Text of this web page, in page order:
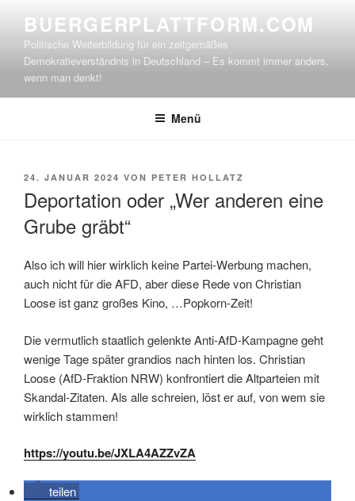
springen
BUERGERPLATTFORM.COM
Politische Weiterbildung für ein zeitgemäßes
Demokratieverständnis in Deutschland – Es kommt immer anders,
wenn man denkt!
Menü
VERÖFFENTLICHT
24. JANUAR 2024 VON PETER HOLLATZ
Deportation oder „Wer anderen eine
Grube gräbt“
Also ich will hier wirklich keine Partei-Werbung machen,
auch nicht für die AFD, aber diese Rede von Christian
Loose ist ganz großes Kino, …Popkorn-Zeit!
Die vermutlich staatlich gelenkte Anti-AfD-Kampagne geht
wenige Tage später grandios nach hinten los. Christian
Loose (AfD-Fraktion NRW) konfrontiert die Altparteien mit
Skandal-Zitaten. Als alle schreien, löst er auf, von wem sie
wirklich stammen!
https://youtu.be/JXLA4AZZvZA
teilen